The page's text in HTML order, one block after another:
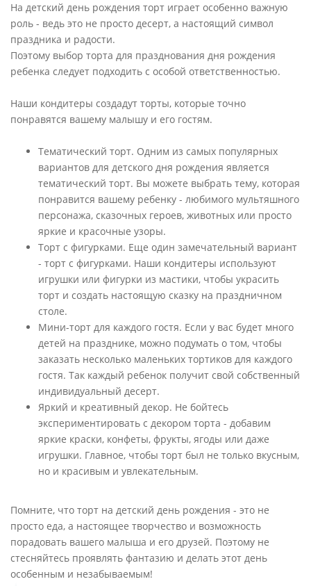
На детский день рождения торт играет особенно важную
роль - ведь это не просто десерт, а настоящий символ
праздника и радости.
Поэтому выбор торта для празднования дня рождения
ребенка следует подходить с особой ответственностью.
Наши кондитеры создадут торты, которые точно
понравятся вашему малышу и его гостям.
Тематический торт. Одним из самых популярных
вариантов для детского дня рождения является
тематический торт. Вы можете выбрать тему, которая
понравится вашему ребенку - любимого мультяшного
персонажа, сказочных героев, животных или просто
яркие и красочные узоры.
Торт с фигурками. Еще один замечательный вариант
- торт с фигурками. Наши кондитеры используют
игрушки или фигурки из мастики, чтобы украсить
торт и создать настоящую сказку на праздничном
столе.
Мини-торт для каждого гостя. Если у вас будет много
детей на празднике, можно подумать о том, чтобы
заказать несколько маленьких тортиков для каждого
гостя. Так каждый ребенок получит свой собственный
индивидуальный десерт.
Яркий и креативный декор. Не бойтесь
экспериментировать с декором торта - добавим
яркие краски, конфеты, фрукты, ягоды или даже
игрушки. Главное, чтобы торт был не только вкусным,
но и красивым и увлекательным.
Помните, что торт на детский день рождения - это не
просто еда, а настоящее творчество и возможность
порадовать вашего малыша и его друзей. Поэтому не
стесняйтесь проявлять фантазию и делать этот день
особенным и незабываемым!